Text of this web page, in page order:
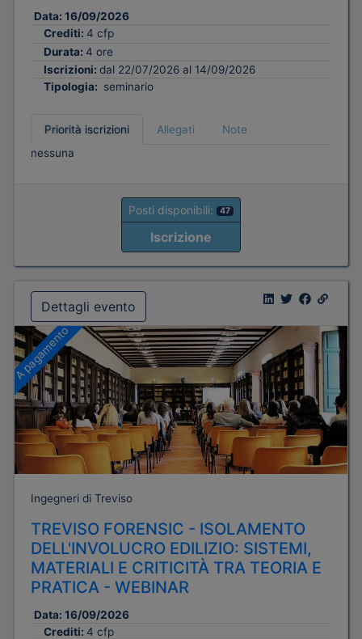
Data: 16/09/2026
Crediti: 4 cfp
Durata: 4 ore
Iscrizioni: dal 22/07/2026 al 14/09/2026
Tipologia: seminario
Priorità iscrizioni Allegati
Note
nessuna
Posti disponibili: 47
Iscrizione
Dettagli evento
A pagamento
Ingegneri di Treviso
TREVISO FORENSIC - ISOLAMENTO
DELL'INVOLUCRO EDILIZIO: SISTEMI,
MATERIALI E CRITICITÀ TRA TEORIA E
PRATICA - WEBINAR
Data: 16/09/2026
Crediti: 4 cfp